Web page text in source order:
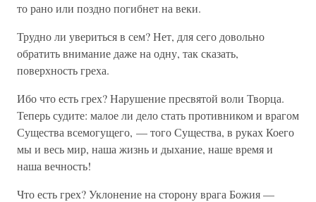
то рано или поздно погибнет на веки.
Трудно ли увериться в сем? Нет, для сего довольно
обратить внимание даже на одну, так сказать,
поверхность греха.
Ибо что есть грех? Нарушение пресвятой воли Творца.
Теперь судите: малое ли дело стать противником и врагом
Существа всемогущего, — того Существа, в руках Коего
мы и весь мир, наша жизнь и дыхание, наше время и
наша вечность!
Что есть грех? Уклонение на сторону врага Божия —